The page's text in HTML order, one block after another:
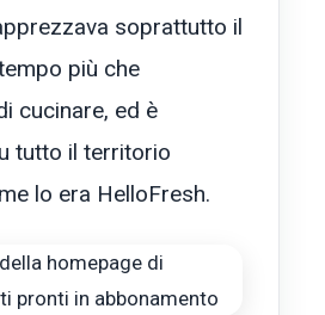
soprattutto il
più che
cucinare, ed è
tutto il territorio
lo era HelloFresh.